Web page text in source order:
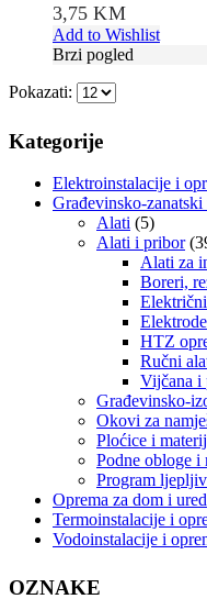
3,75KM
Add to Wishlist
Brzi pogled
Pokazati:
Kategorije
Elektroinstalacije i
Građevinsko-
Alati (5)
Alati i pribor
Alati za
Boreri,
Elektrode
HTZ
Ručni
Vijčana i
Građevinsko-
Okovi za
Ploćice i
Podne obloge i
Program
Oprema za dom i ured
Termoinstalacije i
Vodoinstalacije i
OZNAKE